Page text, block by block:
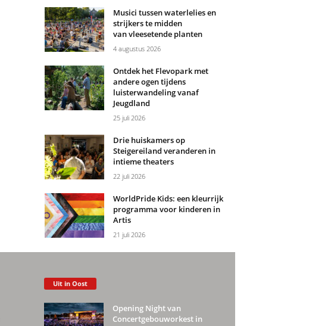
Musici tussen waterlelies en
strijkers te midden
van vleesetende planten
4 augustus 2026
Ontdek het Flevopark met
andere ogen tijdens
luisterwandeling vanaf
Jeugdland
25 juli 2026
Drie huiskamers op
Steigereiland veranderen in
intieme theaters
22 juli 2026
WorldPride Kids: een kleurrijk
programma voor kinderen in
Artis
21 juli 2026
Uit in Oost
Opening Night van
Concertgebouworkest in